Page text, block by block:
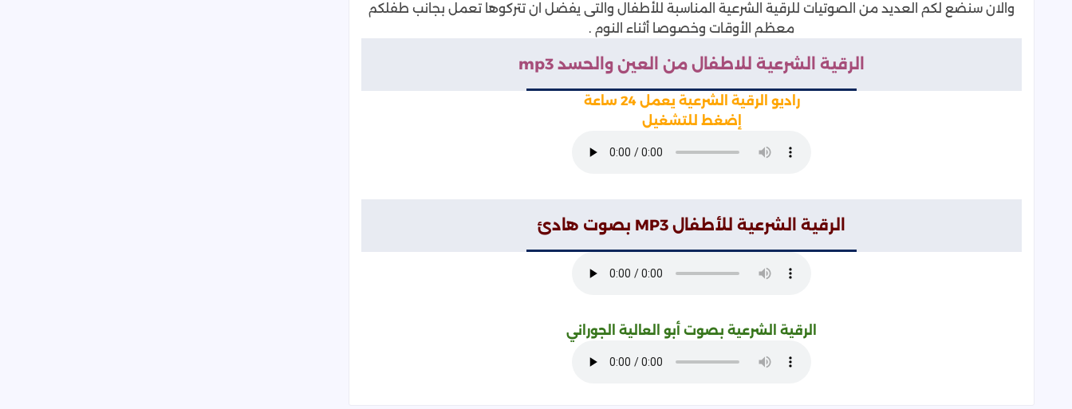
والان سنضع لكم العديد من الصوتيات للرقية الشرعية المناسبة للأطفال والتى يفضل ان تتركوها تعمل بجانب طفلكم
معظم الأوقات وخصوصا أثناء النوم .
الرقية الشرعية للاطفال من العين والحسد mp3
راديو الرقية الشرعية يعمل 24 ساعة
إضغط للتشغيل
الرقية الشرعية للأطفال MP3 بصوت هادئ
الرقية الشرعية بصوت أبو العالية الجوراني